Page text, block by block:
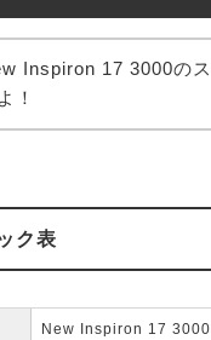
Inspiron 17 3000の
！
ク表
New Inspiron 17